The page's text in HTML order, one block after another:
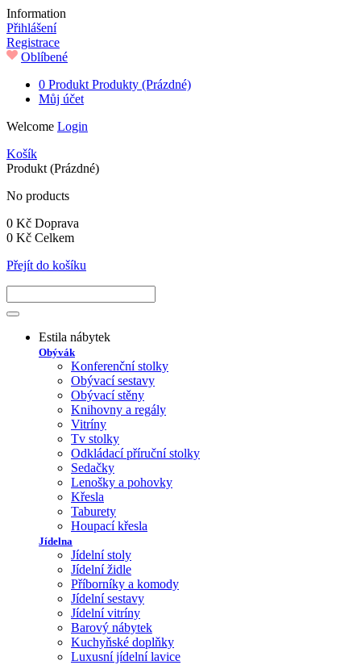
Information
Přihlášení
Registrace
Oblíbené
0 Produkt Produkty (Prázdné)
Můj účet
Welcome Login
Košík
Produkt (Prázdné)
No products
0 Kč Doprava
0 Kč Celkem
Přejít do košíku
Estila nábytek
Obývák
Konferenční stolky
Obývací sestavy
Obývací stěny
Knihovny a regály
Vitríny
Tv stolky
Odkládací příruční stolky
Sedačky
Lenošky a pohovky
Křesla
Taburety
Houpací křesla
Jídelna
Jídelní stoly
Jídelní židle
Příborníky a komody
Jídelní sestavy
Jídelní vitríny
Barový nábytek
Kuchyňské doplňky
Luxusní jídelní lavice